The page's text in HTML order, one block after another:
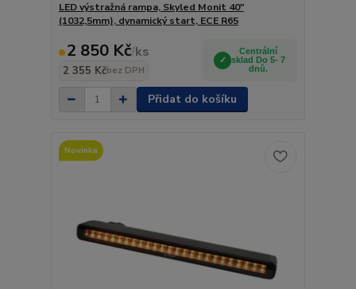
LED výstražná rampa, Skyled Monit 40"
(1032,5mm), dynamický start, ECE R65
2 850 Kč/ks
2 355 Kčbez DPH
Centrální
sklad Do 5- 7
dnů.
Přidat do košíku
Novinka